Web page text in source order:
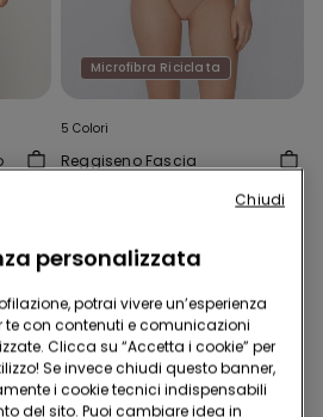
Microfibra Riciclata
5 Colori
Reggiseno Fascia
personalizzata
potrai vivere un’esperienza
con contenuti e comunicazioni
Clicca su “Accetta i cookie” per
Se invece chiudi questo banner,
i cookie tecnici indispensabili
del sito. Puoi cambiare idea in
Chiudi